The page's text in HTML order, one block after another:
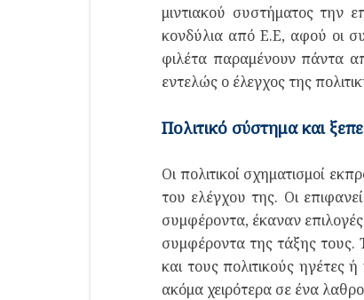
μιντιακού συστήματος την
κονδύλια από Ε.Ε, αφού οι
φιλέτα παραμένουν πάντα
εντελώς ο έλεγχος της
Πολιτικό σύστημα και
Οι πολιτικοί σχηματισμοί
του ελέγχου της. Οι
συμφέροντα, έκαναν
συμφέροντα της τάξης τους.
και τους πολιτικούς ηγέτες
ακόμα χειρότερα σε ένα